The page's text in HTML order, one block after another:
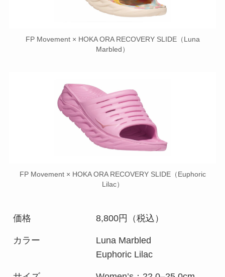
FP Movement × HOKA ORA RECOVERY SLIDE（Luna
Marbled）
FP Movement × HOKA ORA RECOVERY SLIDE（Euphoric
Lilac）
価格 8,800円（税込）
カラー
Luna Marbled
Euphoric Lilac